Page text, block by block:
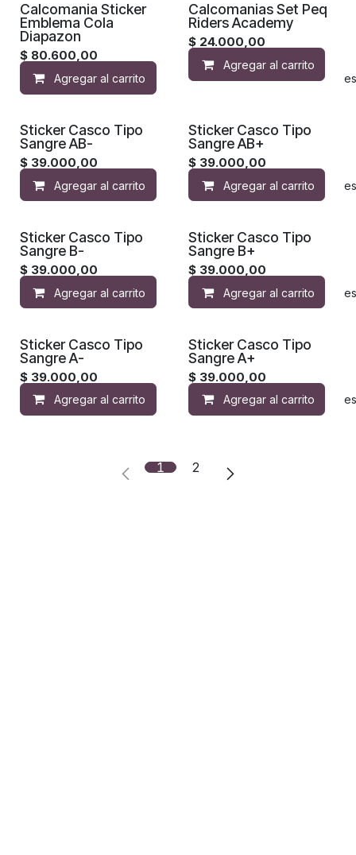
Calcomania Sticker
Emblema Cola
Diapazon
$ 80.600,00
Agregar al carrito Agregar a la lista de
Calcomanias Set Peq
Riders Academy
$ 24.000,00
Agregar al carrito
Sticker Casco Tipo
Sangre AB-
$ 39.000,00
Agregar al carrito Agregar a la lista de
Sticker Casco Tipo
Sangre AB+
$ 39.000,00
Agregar al carrito
Sticker Casco Tipo
Sangre B-
$ 39.000,00
Agregar al carrito Agregar a la lista de
Sticker Casco Tipo
Sangre B+
$ 39.000,00
Agregar al carrito
Sticker Casco Tipo
Sangre A-
$ 39.000,00
Agregar al carrito Agregar a la lista de
Sticker Casco Tipo
Sangre A+
$ 39.000,00
Agregar al carrito
1 2